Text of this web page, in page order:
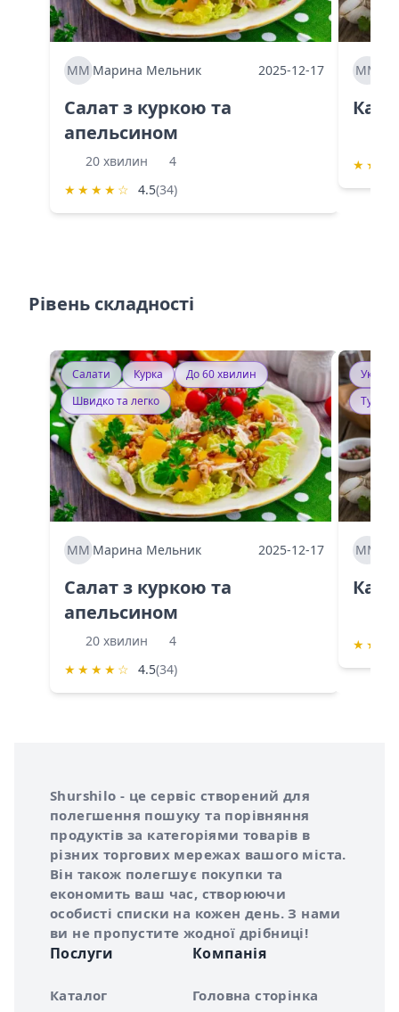
ММ Марина Мельник 2025-12-17
Салат з куркою та
апельсином
20 хвилин
4
★ ★ ★ ★ ☆ 4.5(34)
ММ
★ ★
Рівень складності
Салати Курка
До 60 хвилин
Швидко та легко
ММ Марина Мельник 2025-12-17
Салат з куркою та
апельсином
20 хвилин
4
★ ★ ★ ★ ☆ 4.5(34)
ММ
★ ★
Про сервіс Shurshilo
Shurshilo - це сервіс створений для
полегшення пошуку та порівняння
продуктів за категоріями товарів в
різних торгових мережах вашого міста.
Він також полегшує покупки та
економить ваш час, створюючи
особисті списки на кожен день. З нами
ви не пропустите жодної дрібниці!
Послуги
Каталог
Компанія
Головна сторінка